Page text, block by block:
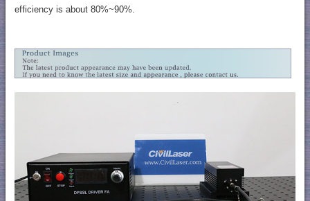
efficiency is about 80%~90%.